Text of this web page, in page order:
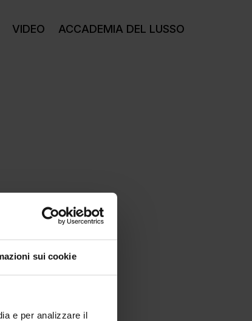
sui cookie
e per analizzare il
VIDEO ACCADEMIA DEL LUSSO